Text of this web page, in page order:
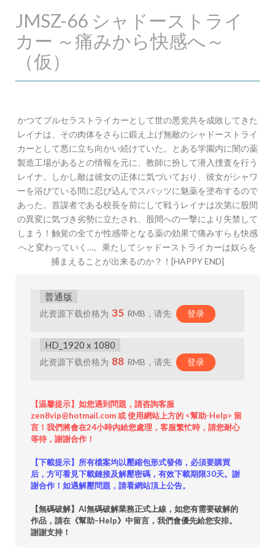
JMSZ-66 シャドーストライ
カー ～痛みから快感へ～
（仮）
かつてブルセラストライカーとして世の悪党共を成敗してきた
レイナは、その肉体をさらに鍛え上げ無敵のシャドーストライ
カーとして悪に立ち向かい続けていた。とある学園内に闇の薬
製造工場があるとの情報を元に、教師に扮して潜入捜査を行う
レイナ。しかし敵は彼女の正体に気づいており、彼女がシャワ
ーを浴びている間に忍び込んでスパッツに魅薬を塗布するので
あった。首謀者である校長を前にして戦うレイナは次第に股間
の異変に気づき劣勢に立たされ、股間への一撃により失禁して
しまう！触覚の全てが性感帯となる薬の効果で痛みすらも快感
へと変わっていく…。果たしてシャドーストライカーは奴らを
捕まえることが出来るのか？！[HAPPY END]
普通版
此资源下载价格为 35 RMB，请先 登录
HD_1920 x 1080
此资源下载价格为 88 RMB，请先 登录
【温馨提示】如您遇到問題，請咨詢客服
zen8vip@hotmail.com 或 使用網站上方的 <幫助-Help> 留
言！我們將會在24小時內給您處理，客服繁忙時，請您耐心
等待，謝謝合作！
【下載提示】所有檔案均以壓縮包形式發佈，必須要購買
后，方可看見下載鏈接及解壓密碼，有效下載期限30天。謝
謝合作！如遇解壓問題，請看網站頂上公告。
【無碼破解】AI無碼破解業務正式上線，如您有需要破解的
作品，請在《幫助–Help》中留言，我們會優先給您安排。
謝謝支持！